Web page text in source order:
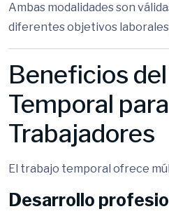
Ambas modalidades son
diferentes objetivos
Beneficios
Temporal
Trabajadores
El trabajo temporal ofrece
Desarrollo